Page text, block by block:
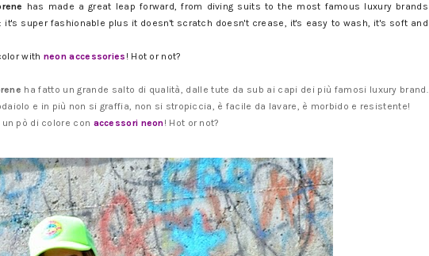
has made a great leap forward, from diving suits to the most famous luxury brands
: it's super fashionable plus it doesn't scratch doesn't crease, it's easy to wash, it's soft and
with neon accessories ! Hot or not?
ha fatto un grande salto di qualità, dalle tute da sub ai capi dei più famosi luxury brand.
e in più non si graffia, non si stropiccia, è facile da lavare, è morbido e resistente!
pò di colore con accessori neon! Hot or not?